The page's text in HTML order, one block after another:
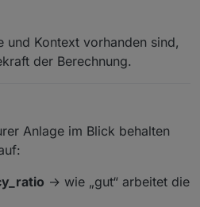
und Kontext vorhanden sind,
der Berechnung.
Anlage im Blick behalten
→ wie „gut“ arbeitet die